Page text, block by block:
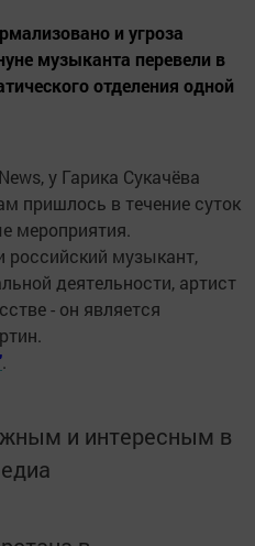
и угроза
музыканта перевели в
отделения одной
у Гарика Сукачёва
пришлось в течение суток
мероприятия.
российский музыкант,
деятельности, артист
- он является
.
и интересным в